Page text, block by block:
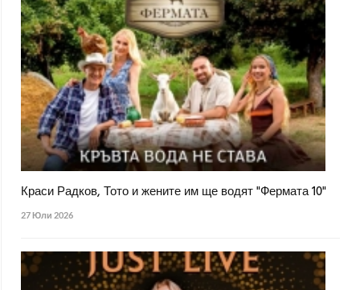
Краси Радков, Тото и жените им ще водят "Фермата 10"
27 Юли 2026